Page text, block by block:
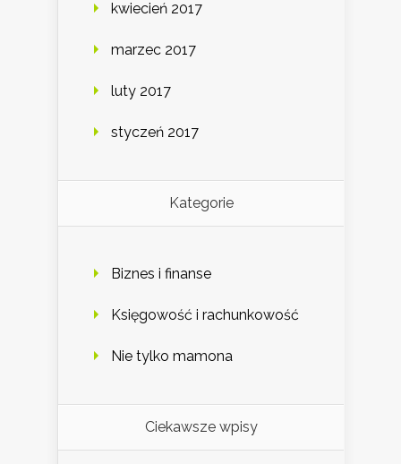
kwiecień 2017
marzec 2017
luty 2017
styczeń 2017
Kategorie
Biznes i finanse
Księgowość i rachunkowość
Nie tylko mamona
Ciekawsze wpisy